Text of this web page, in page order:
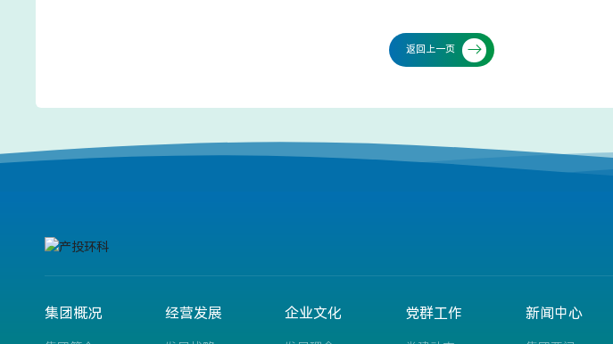
返回上一页
集团概况 经营发展 企业文化 党群工作 新闻中心